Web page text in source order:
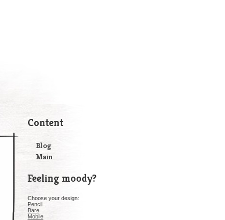
Content
Blog
Main
Feeling moody?
Choose your design:
Pencil
Bare
Mobile